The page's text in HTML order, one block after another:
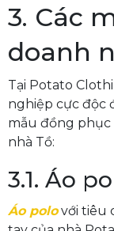
3. Các
doanh
Tại Potato
nghiệp cực độc
mẫu đồng phục
nhà Tồ:
3.1. Áo
Áo polovới tiêu